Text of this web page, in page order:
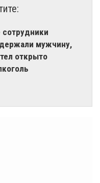
мужчину,
открыто